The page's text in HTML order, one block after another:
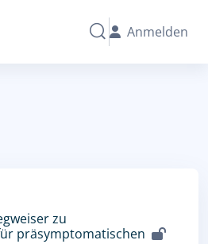
SucheingabeAnmelden
zu
präsymptomatischen